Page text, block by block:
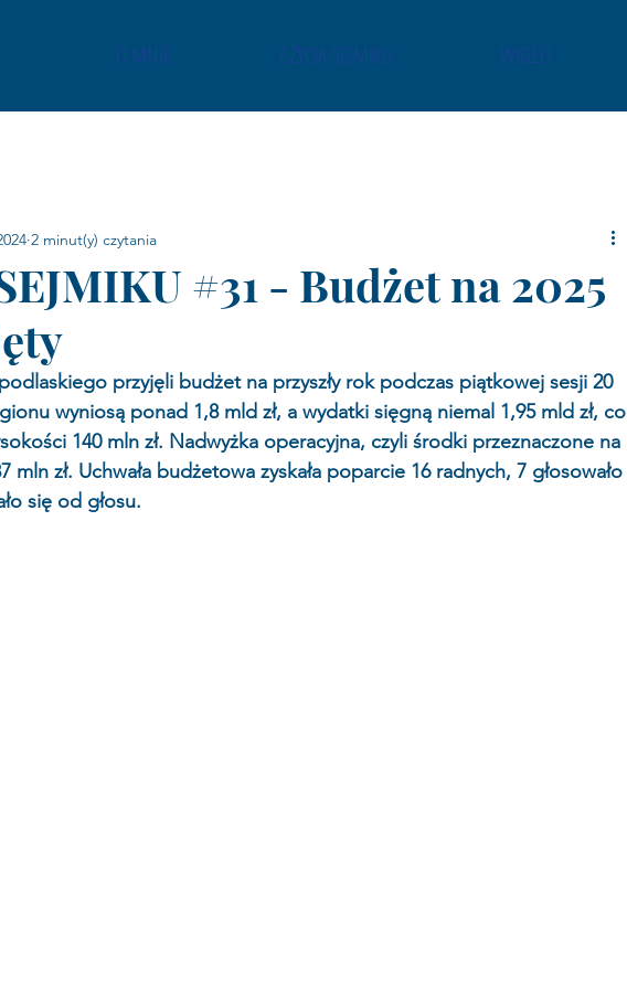
O MNIE Z ŻYCIA SEJMIKU WIDEO
#31 - Budżet na 2025
2 minut(y) czytania
przyjęli budżet na przyszły rok podczas piątkowej sesji 20
wyniosą ponad 1,8 mld zł, a wydatki sięgną niemal 1,95 mld zł, co
140 mln zł. Nadwyżka operacyjna, czyli środki przeznaczone na
mln zł. Uchwała budżetowa zyskała poparcie 16 radnych, 7 głosowało
się od głosu.